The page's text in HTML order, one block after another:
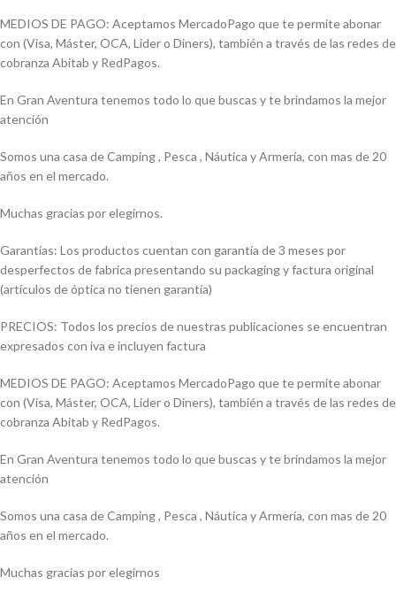
MEDIOS DE PAGO: Aceptamos MercadoPago que te permite abonar
con (Visa, Máster, OCA, Lider o Diners), también a través de las redes de
cobranza Abitab y RedPagos.
En Gran Aventura tenemos todo lo que buscas y te brindamos la mejor
atención
Somos una casa de Camping , Pesca , Náutica y Armería, con mas de 20
años en el mercado.
Muchas gracias por elegirnos.
Garantías: Los productos cuentan con garantía de 3 meses por
desperfectos de fabrica presentando su packaging y factura original
(artículos de óptica no tienen garantía)
PRECIOS: Todos los precios de nuestras publicaciones se encuentran
expresados con iva e incluyen factura
MEDIOS DE PAGO: Aceptamos MercadoPago que te permite abonar
con (Visa, Máster, OCA, Lider o Diners), también a través de las redes de
cobranza Abitab y RedPagos.
En Gran Aventura tenemos todo lo que buscas y te brindamos la mejor
atención
Somos una casa de Camping , Pesca , Náutica y Armería, con mas de 20
años en el mercado.
Muchas gracias por elegirnos